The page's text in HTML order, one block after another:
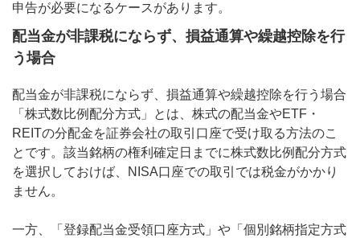
申告が必要になるケースがあります。
配当金が非課税にならず、損益通算や繰越控除を行
う場合
配当金が非課税にならず、損益通算や繰越控除を行う場合
「株式数比例配分方式」とは、株式の配当金やETF・
REITの分配金を証券会社の取引口座で受け取る方法のこ
とです。該当銘柄の権利確定日までに株式数比例配分方式
を選択しておけば、NISA口座での取引では税金がかかり
ません。
一方、「登録配当金受領口座方式」や「個別銘柄指定方式